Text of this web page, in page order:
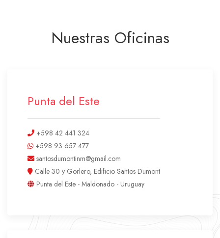
Nuestras Oficinas
Punta del Este
+598 42 441 324
+598 93 657 477
santosdumontinm@gmail.com
Calle 30 y Gorlero, Edificio Santos Dumont
Punta del Este - Maldonado - Uruguay